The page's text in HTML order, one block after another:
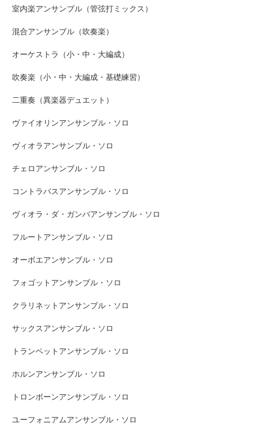
室内楽アンサンブル（管弦打ミックス）
混合アンサンブル（吹奏楽）
オーケストラ（小・中・大編成）
吹奏楽（小・中・大編成・基礎練習）
二重奏（異楽器デュエット）
ヴァイオリンアンサンブル・ソロ
ヴィオラアンサンブル・ソロ
チェロアンサンブル・ソロ
コントラバスアンサンブル・ソロ
ヴィオラ・ダ・ガンバアンサンブル・ソロ
フルートアンサンブル・ソロ
オーボエアンサンブル・ソロ
フォゴットアンサンブル・ソロ
クラリネットアンサンブル・ソロ
サックスアンサンブル・ソロ
トランペットアンサンブル・ソロ
ホルンアンサンブル・ソロ
トロンボーンアンサンブル・ソロ
ユーフォニアムアンサンブル・ソロ